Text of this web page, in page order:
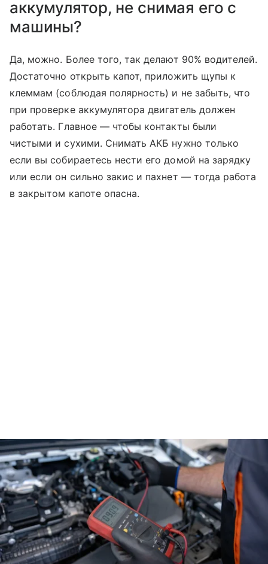
аккумулятор, не снимая его с
машины?
Да, можно. Более того, так делают 90% водителей.
Достаточно открыть капот, приложить щупы к
клеммам (соблюдая полярность) и не забыть, что
при проверке аккумулятора двигатель должен
работать. Главное — чтобы контакты были
чистыми и сухими. Снимать АКБ нужно только
если вы собираетесь нести его домой на зарядку
или если он сильно закис и пахнет — тогда работа
в закрытом капоте опасна.